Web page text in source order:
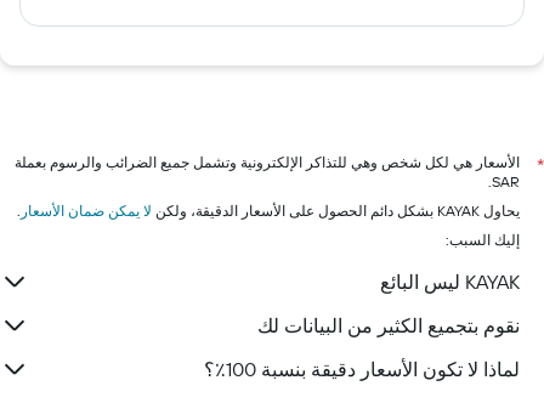
*
الأسعار هي لكل شخص وهي للتذاكر الإلكترونية وتشمل جميع الضرائب والرسوم بعملة
SAR.
يحاول KAYAK بشكل دائم الحصول على الأسعار الدقيقة، ولكن
لا يمكن ضمان الأسعار .
إليك السبب:
KAYAK ليس البائع
نقوم بتجميع الكثير من البيانات لك
لماذا لا تكون الأسعار دقيقة بنسبة 100٪؟